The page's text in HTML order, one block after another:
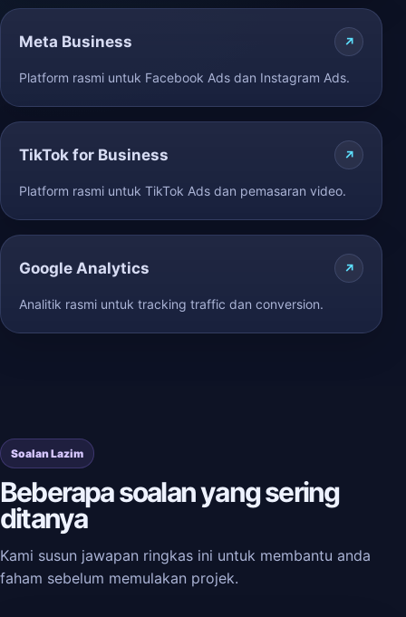
Meta Business
Platform rasmi untuk Facebook Ads dan Instagram Ads.
TikTok for Business
Platform rasmi untuk TikTok Ads dan pemasaran video.
Google Analytics
Analitik rasmi untuk tracking traffic dan conversion.
Soalan Lazim
Beberapa soalan yang sering
ditanya
Kami susun jawapan ringkas ini untuk membantu anda
faham sebelum memulakan projek.